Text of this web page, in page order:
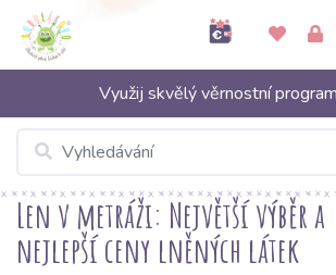
Využij skvělý věrnostní
Len v metráži: Největší výběr a
nejlepší ceny lněných látek